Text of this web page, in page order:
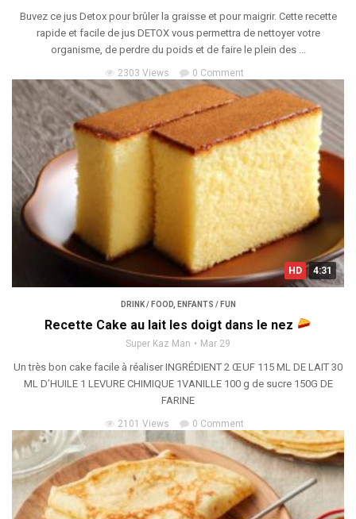
Buvez ce jus Detox pour brûler la graisse et pour maigrir. Cette recette
rapide et facile de jus DETOX vous permettra de nettoyer votre
organisme, de perdre du poids et de faire le plein des ...
2303 Views 0 Comment
HD 4:31
DRINK / FOOD, ENFANTS / FUN
Recette Cake au lait les doigt dans le nez
Super Kaz Man Mar 29
Un très bon cake facile à réaliser INGRÉDIENT 2 ŒUF 115 ML DE LAIT 30
ML D’HUILE 1 LEVURE CHIMIQUE 1VANILLE 100 g de sucre 150G DE
FARINE
2101 Views 0 Comment